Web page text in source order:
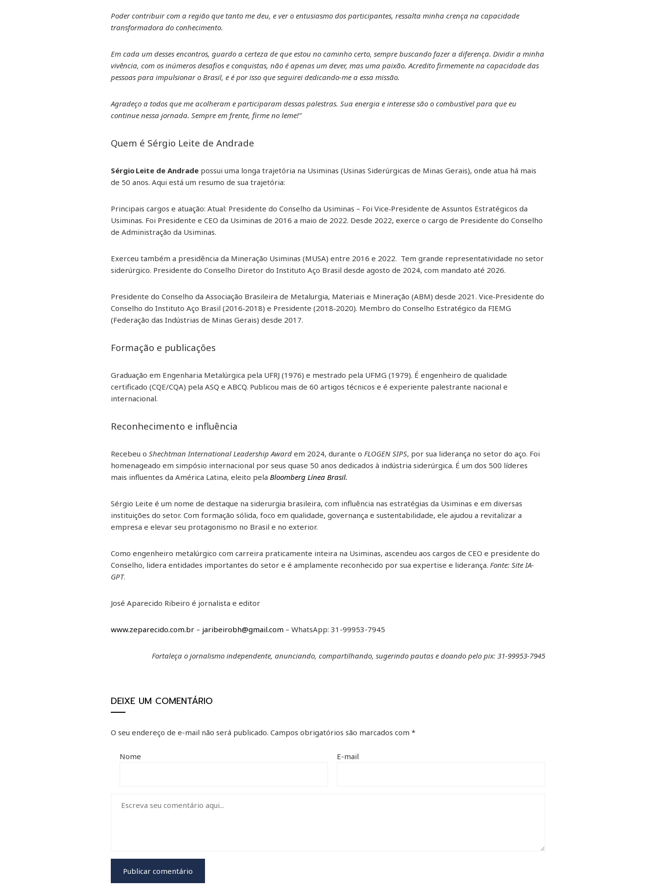
Poder contribuir com a região que tanto me deu, e ver o entusiasmo dos participantes, ressalta minha crença na capacidade
transformadora do conhecimento.
Em cada um desses encontros, guardo a certeza de que estou no caminho certo, sempre buscando fazer a diferença. Dividir a minha
vivência, com os inúmeros desafios e conquistas, não é apenas um dever, mas uma paixão. Acredito firmemente na capacidade das
pessoas para impulsionar o Brasil, e é por isso que seguirei dedicando-me a essa missão.
Agradeço a todos que me acolheram e participaram dessas palestras. Sua energia e interesse são o combustível para que eu
continue nessa jornada. Sempre em frente, firme no leme!”
Quem é Sérgio Leite de Andrade
Sérgio Leite de Andrade possui uma longa trajetória na Usiminas (Usinas Siderúrgicas de Minas Gerais), onde atua há mais
de 50 anos. Aqui está um resumo de sua trajetória:
Principais cargos e atuação: Atual: Presidente do Conselho da Usiminas – Foi Vice‑Presidente de Assuntos Estratégicos da
Usiminas. Foi Presidente e CEO da Usiminas de 2016 a maio de 2022. Desde 2022, exerce o cargo de Presidente do Conselho
de Administração da Usiminas.
Exerceu também a presidência da Mineração Usiminas (MUSA) entre 2016 e 2022. Tem grande representatividade no setor
siderúrgico. Presidente do Conselho Diretor do Instituto Aço Brasil desde agosto de 2024, com mandato até 2026.
Presidente do Conselho da Associação Brasileira de Metalurgia, Materiais e Mineração (ABM) desde 2021. Vice‑Presidente do
Conselho do Instituto Aço Brasil (2016‑2018) e Presidente (2018‑2020). Membro do Conselho Estratégico da FIEMG
(Federação das Indústrias de Minas Gerais) desde 2017.
Formação e publicações
Graduação em Engenharia Metalúrgica pela UFRJ (1976) e mestrado pela UFMG (1979). É engenheiro de qualidade
certificado (CQE/CQA) pela ASQ e ABCQ. Publicou mais de 60 artigos técnicos e é experiente palestrante nacional e
internacional.
Reconhecimento e influência
Recebeu oShechtman International Leadership Award em 2024, durante oFLOGEN SIPS, por sua liderança no setor do aço. Foi
homenageado em simpósio internacional por seus quase 50 anos dedicados à indústria siderúrgica. É um dos 500 líderes
mais influentes da América Latina, eleito pelaBloomberg Línea Brasil.
Sérgio Leite é um nome de destaque na siderurgia brasileira, com influência nas estratégias da Usiminas e em diversas
instituições do setor. Com formação sólida, foco em qualidade, governança e sustentabilidade, ele ajudou a revitalizar a
empresa e elevar seu protagonismo no Brasil e no exterior.
Como engenheiro metalúrgico com carreira praticamente inteira na Usiminas, ascendeu aos cargos de CEO e presidente do
Conselho, lidera entidades importantes do setor e é amplamente reconhecido por sua expertise e liderança.Fonte: Site IA-
GPT.
José Aparecido Ribeiro é jornalista e editor
www.zeparecido.com.br – jaribeirobh@gmail.com – WhatsApp: 31-99953-7945
Fortaleça o jornalismo independente, anunciando, compartilhando, sugerindo pautas e doando pelo pix: 31-99953-7945
DEIXE UM COMENTÁRIO
O seu endereço de e-mail não será publicado. Campos obrigatórios são marcados com*
Nome E-mail